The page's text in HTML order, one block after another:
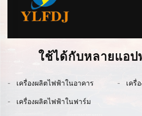
ใช้ได้กับหลายแอป
เครื่องผลิตไฟฟ้าในอาคาร เครื่
เครื่องผลิตไฟฟ้าในฟาร์ม